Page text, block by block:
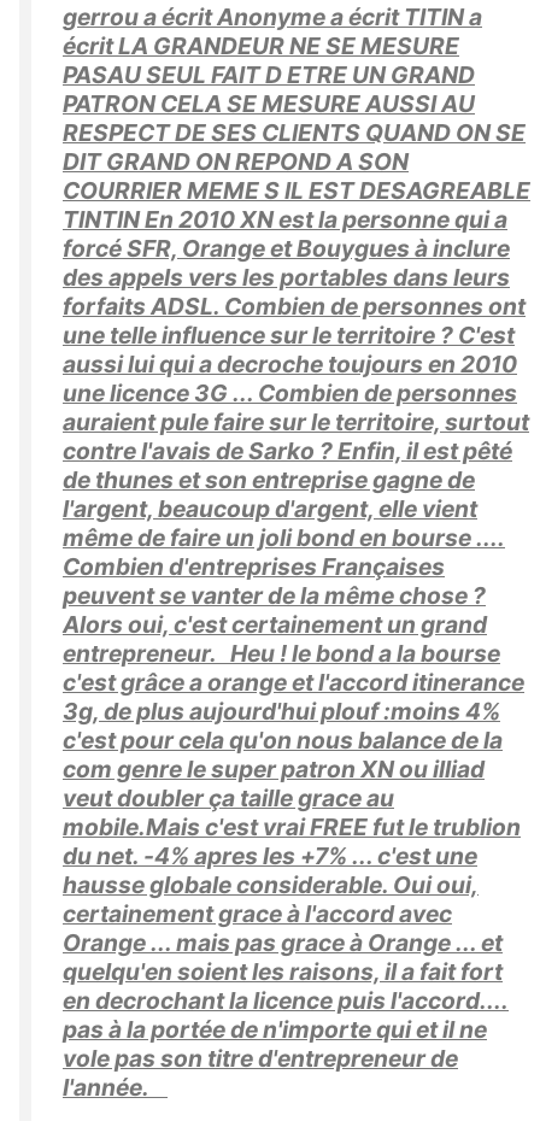
gerrou a écrit Anonyme a écrit TITIN a
écrit LA GRANDEUR NE SE MESURE
PASAU SEUL FAIT D ETRE UN GRAND
PATRON CELA SE MESURE AUSSI AU
RESPECT DE SES CLIENTS QUAND ON SE
DIT GRAND ON REPOND A SON
COURRIER MEME S IL EST DESAGREABLE
TINTIN En 2010 XN est la personne qui a
forcé SFR, Orange et Bouygues à inclure
des appels vers les portables dans leurs
forfaits ADSL. Combien de personnes ont
une telle influence sur le territoire ? C'est
aussi lui qui a decroche toujours en 2010
une licence 3G ... Combien de personnes
auraient pule faire sur le territoire, surtout
contre l'avais de Sarko ? Enfin, il est pêté
de thunes et son entreprise gagne de
l'argent, beaucoup d'argent, elle vient
même de faire un joli bond en bourse ....
Combien d'entreprises Françaises
peuvent se vanter de la même chose ?
Alors oui, c'est certainement un grand
entrepreneur. Heu ! le bond a la bourse
c'est grâce a orange et l'accord itinerance
3g, de plus aujourd'hui plouf :moins 4%
c'est pour cela qu'on nous balance de la
com genre le super patron XN ou illiad
veut doubler ça taille grace au
mobile.Mais c'est vrai FREE fut le trublion
du net. -4% apres les +7% ... c'est une
hausse globale considerable. Oui oui,
certainement grace à l'accord avec
Orange ... mais pas grace à Orange ... et
quelqu'en soient les raisons, il a fait fort
en decrochant la licence puis l'accord....
pas à la portée de n'importe qui et il ne
vole pas son titre d'entrepreneur de
l'année.